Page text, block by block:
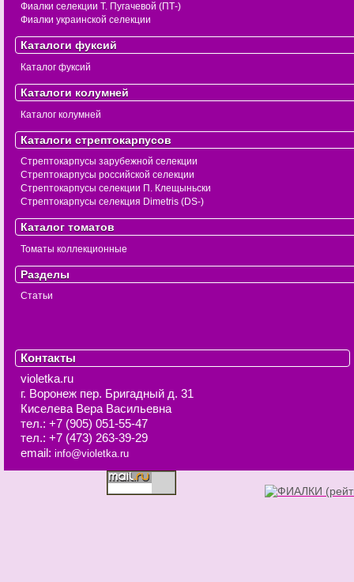
Фиалки селекции Т. Пугачевой (ПТ-)
Фиалки украинской селекции
Каталоги фуксий
Каталог фуксий
Каталоги колумней
Каталог колумней
Каталоги стрептокарпусов
Стрептокарпусы зарубежной селекции
Стрептокарпусы российской селекции
Стрептокарпусы селекции П. Клещыньски
Стрептокарпусы селекция Dimetris (DS-)
Каталог томатов
Томаты коллекционные
Разделы
Статьи
Контакты
violetka.ru
г. Воронеж пер. Бригадный д. 31
Киселева Вера Васильевна
тел.: +7 (905) 051-55-47
тел.: +7 (473) 263-39-29
email: info@violetka.ru